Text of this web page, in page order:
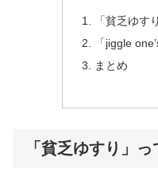
「貧乏ゆす
「jiggle
まとめ
「貧乏ゆすり」